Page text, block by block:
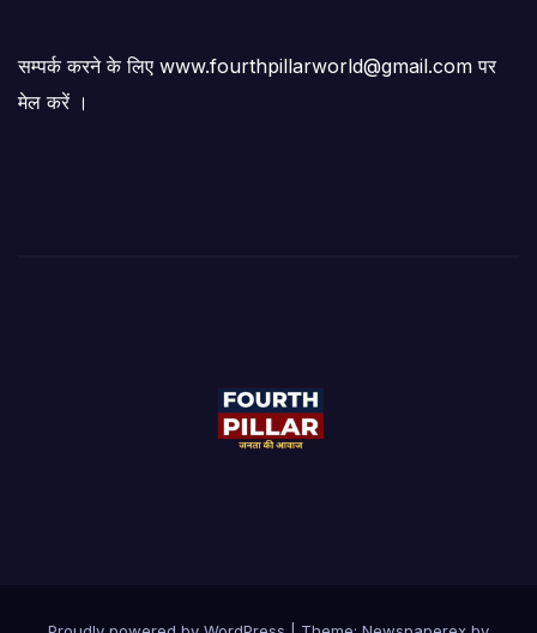
सम्पर्क करने के लिए www.fourthpillarworld@gmail.com पर
मेल करें ।